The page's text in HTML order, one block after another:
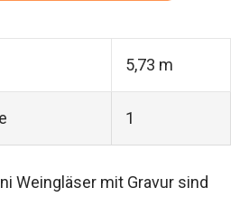
5,73 m
1
Weingläser mit Gravur sind